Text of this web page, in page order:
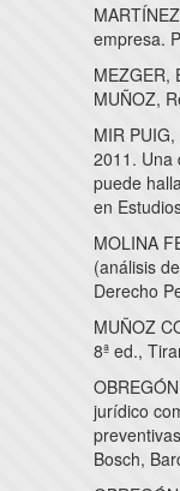
empresa.
MEZGER,
MUÑOZ,
MIR
2011. Una
puede
en
MOLINA
(análisis
Derecho
MUÑOZ
8ª ed.,
jurídico
Bosch,